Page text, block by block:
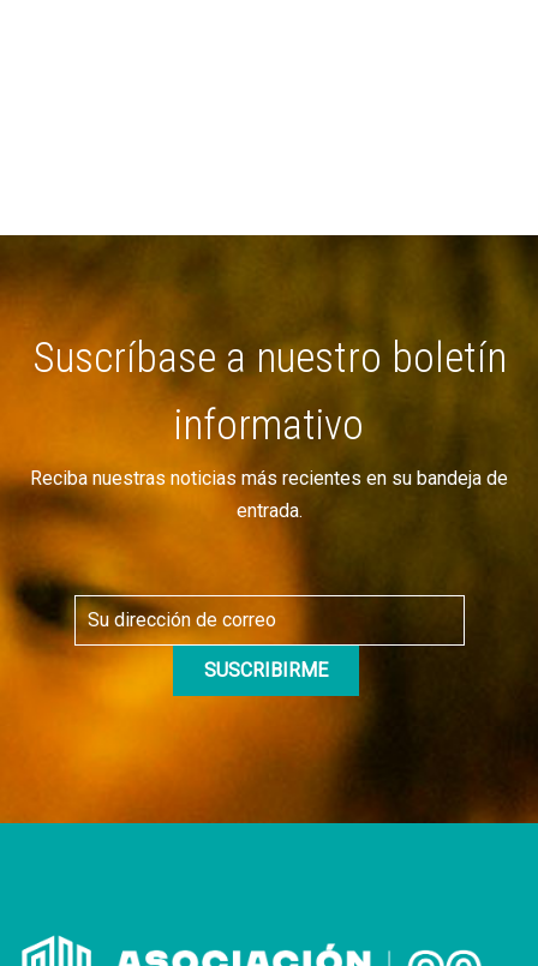
Suscríbase a nuestro boletín
informativo
Reciba nuestras noticias más recientes en su bandeja de
entrada.